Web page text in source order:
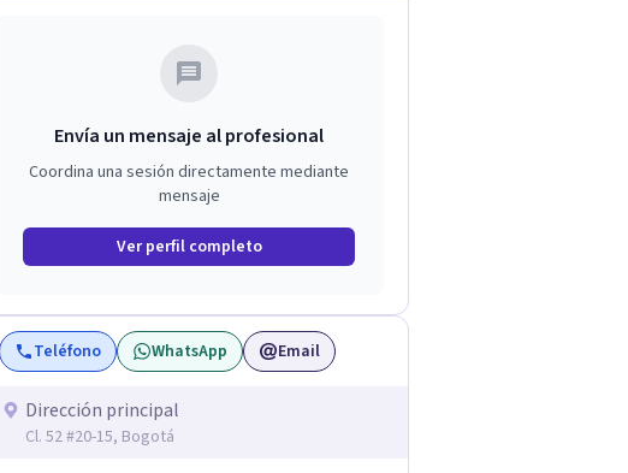
Envía un mensaje al profesional
Coordina una sesión directamente mediante
mensaje
Ver perfil completo
Teléfono WhatsApp Email
Dirección principal
Cl. 52 #20-15, Bogotá